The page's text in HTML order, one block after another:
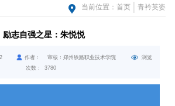
当前位置： 首页 青衿英姿
励志自强之星：朱悦悦
作者： 审核：郑州铁路职业技术学院
浏览
次数：
3780